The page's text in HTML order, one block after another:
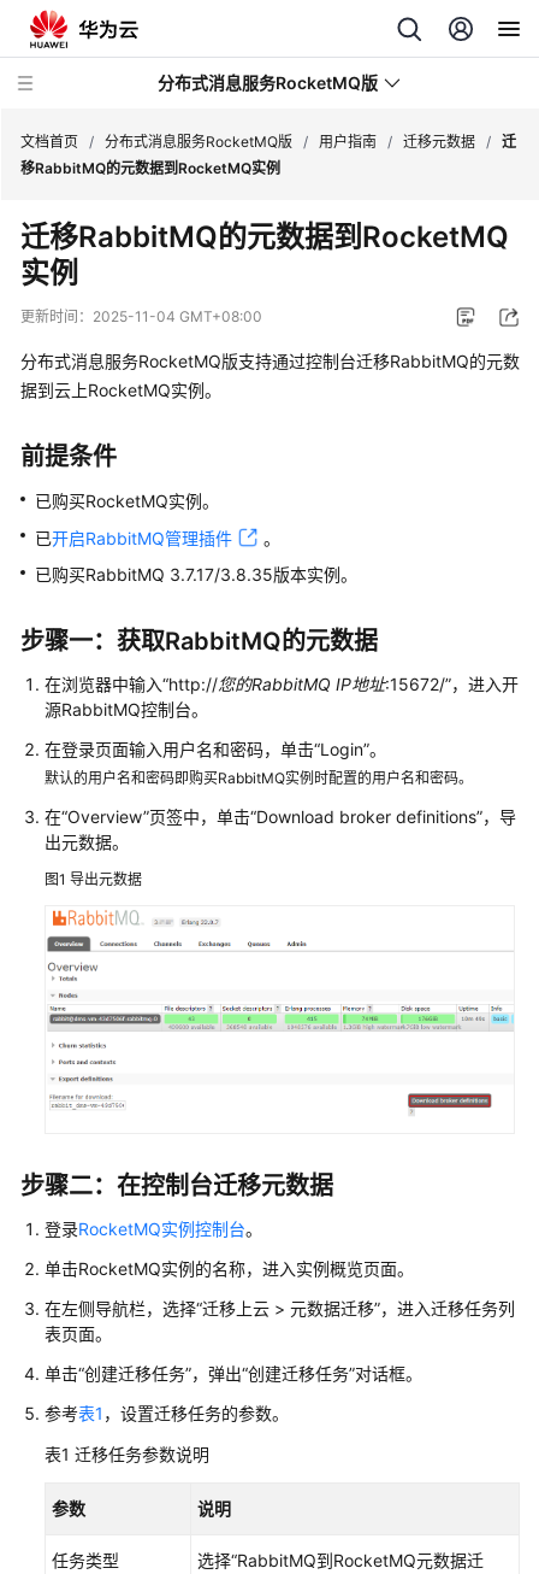
分布式消息服务RocketMQ版
最
新
动
服
务
公
品
介
绍
费
说
明
快
速
入
门
用
户
指
南
RocketMQ
业
务
使
程
通
过
授
予
使
用
DMS
for
的
限
文档首页 / 分布式消息服务RocketMQ版 / 用户指南 / 迁移元数据 / 迁
移RabbitMQ的元数据到RocketMQ实例
迁移RabbitMQ的元数据到RocketMQ
实例
更新时间： 2025-11-04 GMT+08:00
分布式消息服务RocketMQ版支持通过控制台迁移RabbitMQ的元数
据到云上RocketMQ实例。
前提条件
已购买RocketMQ实例。
已开启RabbitMQ管理插件
。
已购买RabbitMQ 3.7.17/3.8.35版本实例。
步骤一：获取RabbitMQ的元数据
在浏览器中输入“http://您的RabbitMQ IP地址:15672/”，进入开
源RabbitMQ控制台。
在登录页面输入用户名和密码，单击“Login”。
默认的用户名和密码即购买RabbitMQ实例时配置的用户名和密码。
在“Overview”页签中，单击“Download broker definitions”，导
出元数据。
图1 导出元数据
步骤二：在控制台迁移元数据
登录RocketMQ实例控制台。
单击RocketMQ实例的名称，进入实例概览页面。
在左侧导航栏，选择“迁移上云 > 元数据迁移”，进入迁移任务列
表页面。
单击“创建迁移任务”，弹出“创建迁移任务”对话框。
参考表1 ，设置迁移任务的参数。
表1 迁移任务参数说明
参数 说明
任务类型
选择“RabbitMQ到RocketMQ元数据迁